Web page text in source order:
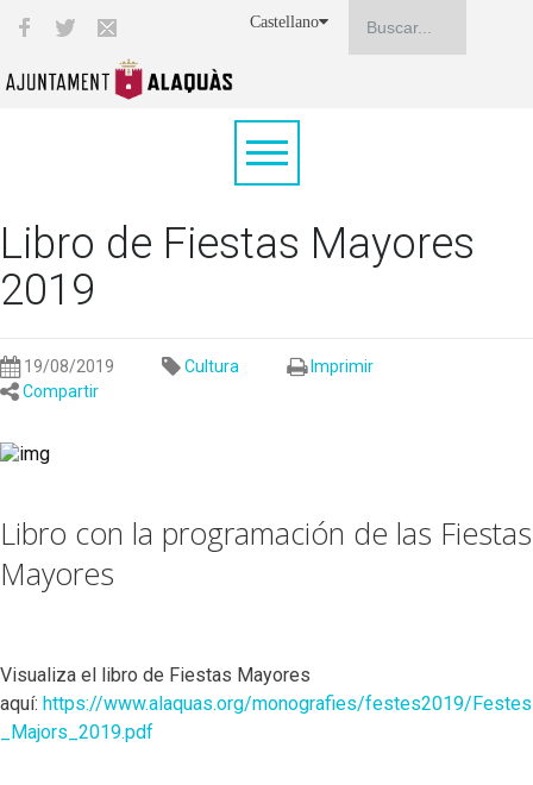
Castellano
Libro de Fiestas Mayores
2019
19/08/2019 Cultura
Imprimir
Compartir
Libro con la programación de las Fiestas
Mayores
Visualiza el libro de Fiestas Mayores
aquí: https://www.alaquas.org/monografies/festes2019/Festes
_Majors_2019.pdf